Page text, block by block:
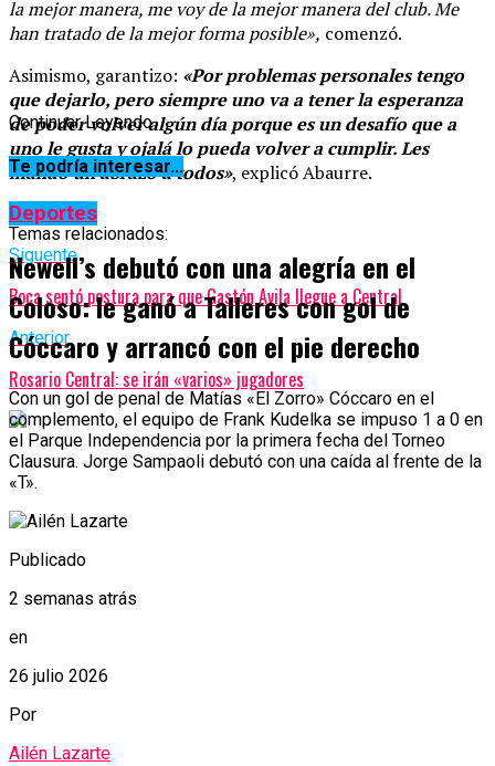
la mejor manera, me voy de la mejor manera del club. Me
han tratado de la mejor forma posible», comenzó.
Asimismo, garantizo: «Por problemas personales tengo
que dejarlo, pero siempre uno va a tener la esperanza
de poder volver algún día porque es un desafío que a
uno le gusta y ojalá lo pueda volver a cumplir. Les
mando un abrazo a todos», explicó Abaurre.
Temas relacionados:
Siguente
Boca sentó postura para que Gastón Avila llegue a Central
Anterior
Rosario Central: se irán «varios» jugadores
Continuar Leyendo
Te podría interesar...
Deportes
Newell’s debutó con una alegría en el
Coloso: le ganó a Talleres con gol de
Cóccaro y arrancó con el pie derecho
Con un gol de penal de Matías «El Zorro» Cóccaro en el
complemento, el equipo de Frank Kudelka se impuso 1 a 0 en
el Parque Independencia por la primera fecha del Torneo
Clausura. Jorge Sampaoli debutó con una caída al frente de la
«T».
Publicado
2 semanas atrás
en
26 julio 2026
Por
Ailén Lazarte